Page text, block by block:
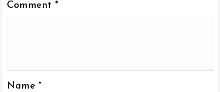
Comment *
Name *